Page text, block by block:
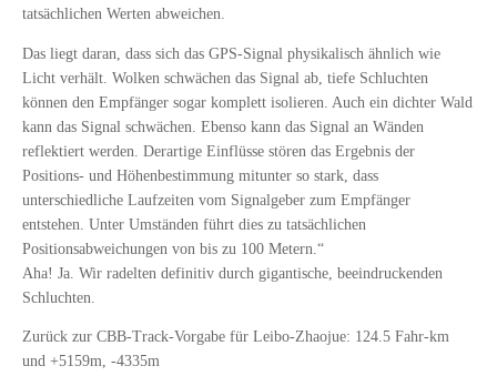
tatsächlichen Werten abweichen.
Das liegt daran, dass sich das GPS-Signal physikalisch ähnlich wie
Licht verhält. Wolken schwächen das Signal ab, tiefe Schluchten
können den Empfänger sogar komplett isolieren. Auch ein dichter Wald
kann das Signal schwächen. Ebenso kann das Signal an Wänden
reflektiert werden. Derartige Einflüsse stören das Ergebnis der
Positions- und Höhenbestimmung mitunter so stark, dass
unterschiedliche Laufzeiten vom Signalgeber zum Empfänger
entstehen. Unter Umständen führt dies zu tatsächlichen
Positionsabweichungen von bis zu 100 Metern.“
Aha! Ja. Wir radelten definitiv durch gigantische, beeindruckenden
Schluchten.
Zurück zur CBB-Track-Vorgabe für Leibo-Zhaojue: 124.5 Fahr-km
und +5159m, -4335m